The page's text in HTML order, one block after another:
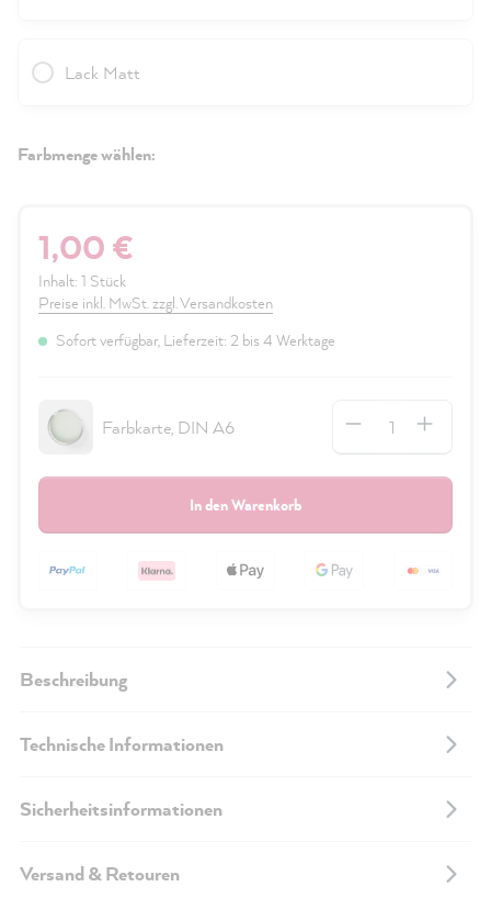
Lack Matt
Farbmenge wählen:
1,00 €
Inhalt: 1 Stück
Preise inkl. MwSt. zzgl. Versandkosten
Sofort verfügbar, Lieferzeit: 2 bis 4 Werktage
Farbkarte, DIN A6
In den Warenkorb
Beschreibung
Technische Informationen
Sicherheitsinformationen
Versand & Retouren